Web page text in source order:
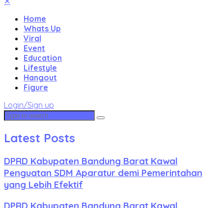
Home
Whats Up
Viral
Event
Education
Lifestyle
Hangout
Figure
Login/Sign up
Latest Posts
DPRD Kabupaten Bandung Barat Kawal
Penguatan SDM Aparatur demi Pemerintahan
yang Lebih Efektif
DPRD Kabupaten Bandung Barat Kawal